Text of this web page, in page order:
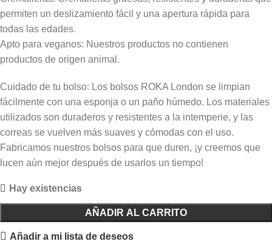
permiten un deslizamiento fácil y una apertura rápida para
todas las edades.
Apto para veganos: Nuestros productos no contienen
productos de origen animal.
Cuidado de tu bolso: Los bolsos ROKA London se limpian
fácilmente con una esponja o un paño húmedo. Los materiales
utilizados son duraderos y resistentes a la intemperie, y las
correas se vuelven más suaves y cómodas con el uso.
Fabricamos nuestros bolsos para que duren, ¡y creemos que
lucen aún mejor después de usarlos un tiempo!
Hay existencias
AÑADIR AL CARRITO
Añadir a mi lista de deseos